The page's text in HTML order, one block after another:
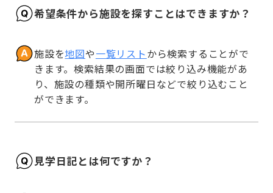
希望条件から施設を探すことはできますか？
施設を地図や一覧リストから検索することがで
きます。検索結果の画面では絞り込み機能があ
り、施設の種類や開所曜日などで絞り込むこと
ができます。
見学日記とは何ですか？